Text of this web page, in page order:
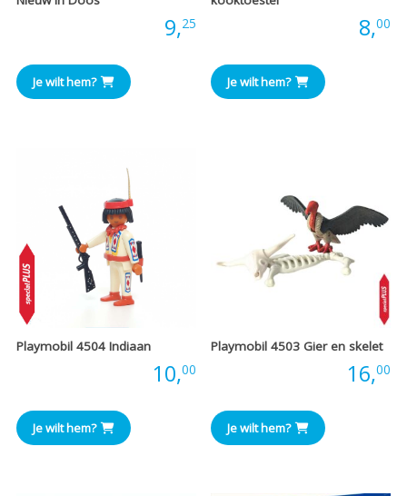
9,25
Je wilt hem?
8,00
Je wilt hem?
Playmobil 4504 Indiaan
10,00
Je wilt hem?
Playmobil 4503 Gier en skelet
16,00
Je wilt hem?